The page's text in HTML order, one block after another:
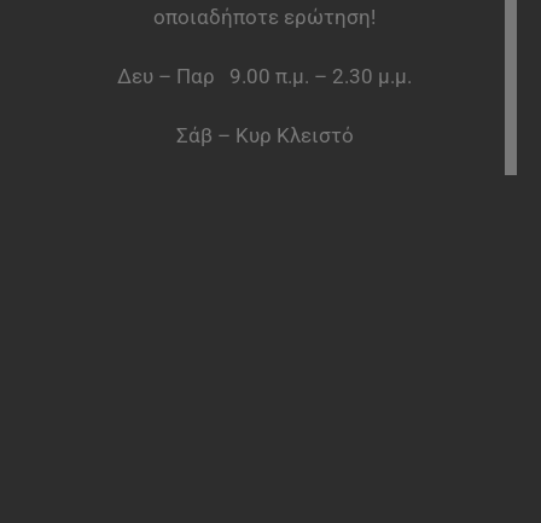
οποιαδήποτε ερώτηση!
Δευ – Παρ 9.00 π.μ. – 2.30 μ.μ.
Σάβ – Κυρ Κλειστό